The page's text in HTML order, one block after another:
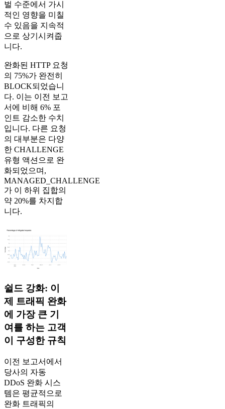
벌 수준에서 가시
적인 영향을 미칠
수 있음을 지속적
으로 상기시켜줍
니다.
완화된 HTTP 요청
의 75%가 완전히
BLOCK되었습니
다. 이는 이전 보고
서에 비해 6% 포
인트 감소한 수치
입니다. 다른 요청
의 대부분은 다양
한 CHALLENGE
유형 액션으로 완
화되었으며,
MANAGED_CHALLENGE
가 이 하위 집합의
약 20%를 차지합
니다.
쉴드 강화: 이
제 트래픽 완화
에 가장 큰 기
여를 하는 고객
이 구성한 규칙
이전 보고서에서
당사의 자동
DDoS 완화 시스
템은 평균적으로
완화 트래픽의